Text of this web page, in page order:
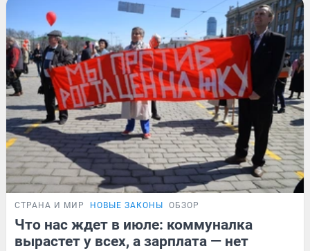
СТРАНА И МИР НОВЫЕ ЗАКОНЫ ОБЗОР
Что нас ждет в июле: коммуналка
вырастет у всех, а зарплата — нет